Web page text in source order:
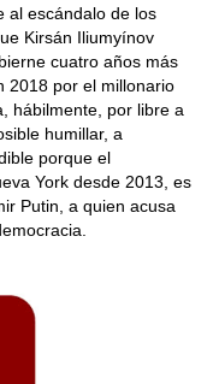
al escándalo de los
Kirsán Iliumyínov
cuatro años más
2018 por el millonario
hábilmente, por libre a
humillar, a
porque el
York desde 2013, es
Putin, a quien acusa